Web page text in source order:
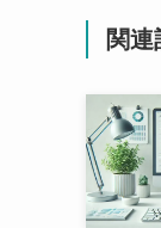
関連